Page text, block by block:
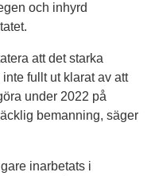
och inhyrd
att det starka
fullt ut klarat av att
under 2022 på
bemanning, säger
inarbetats i